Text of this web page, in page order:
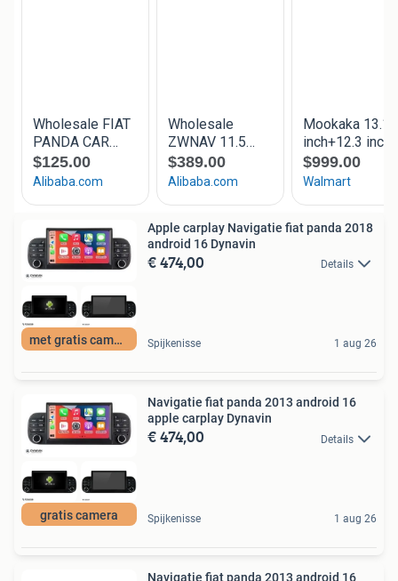
met gratis camera
Apple carplay Navigatie fiat panda 2018
android 16 Dynavin
€ 474,00 Details
Spijkenisse 1 aug 26
gratis camera
Navigatie fiat panda 2013 android 16
apple carplay Dynavin
€ 474,00 Details
Spijkenisse 1 aug 26
Navigatie fiat panda 2013 android 16